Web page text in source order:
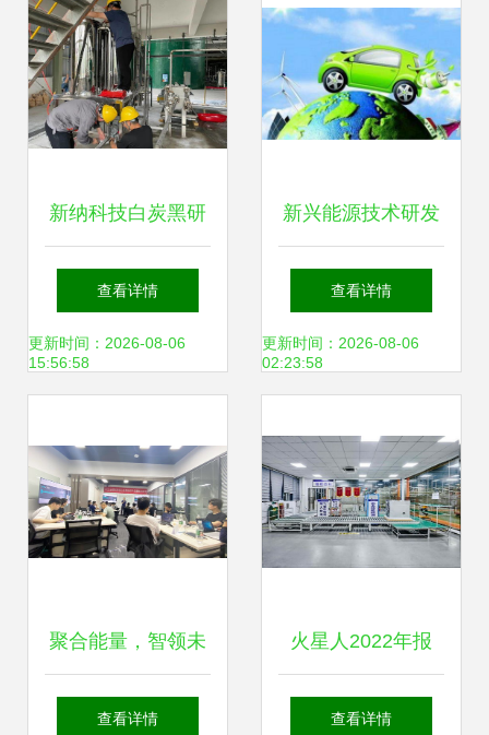
新纳科技白炭黑研
究院小试研发线试
验成功，助力新兴
查看详情
更新时间：2026-08-06
15:56:58
新兴能源技术研发
白手起家快速掘金
的环保逆行者
查看详情
更新时间：2026-08-06
02:23:58
聚合能量，智领未
来 云祺科技《新兴
查看详情
火星人2022年报
技术驱动，研发加
查看详情